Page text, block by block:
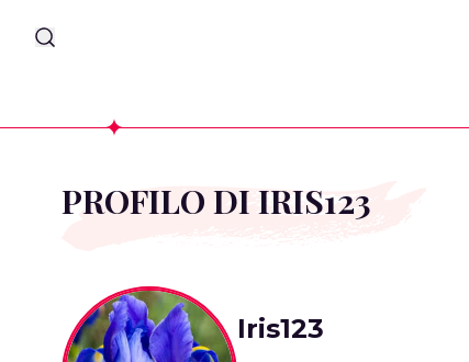
PROFILO DI IRIS123
Iris123